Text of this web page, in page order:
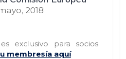
2018
exclusivo para socios
membresía aquí